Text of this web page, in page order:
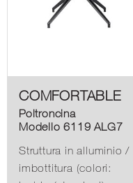
COMFORTABLE
Poltroncina
Modello 6119 ALG7
Struttura in alluminio /
imbottitura (colori: